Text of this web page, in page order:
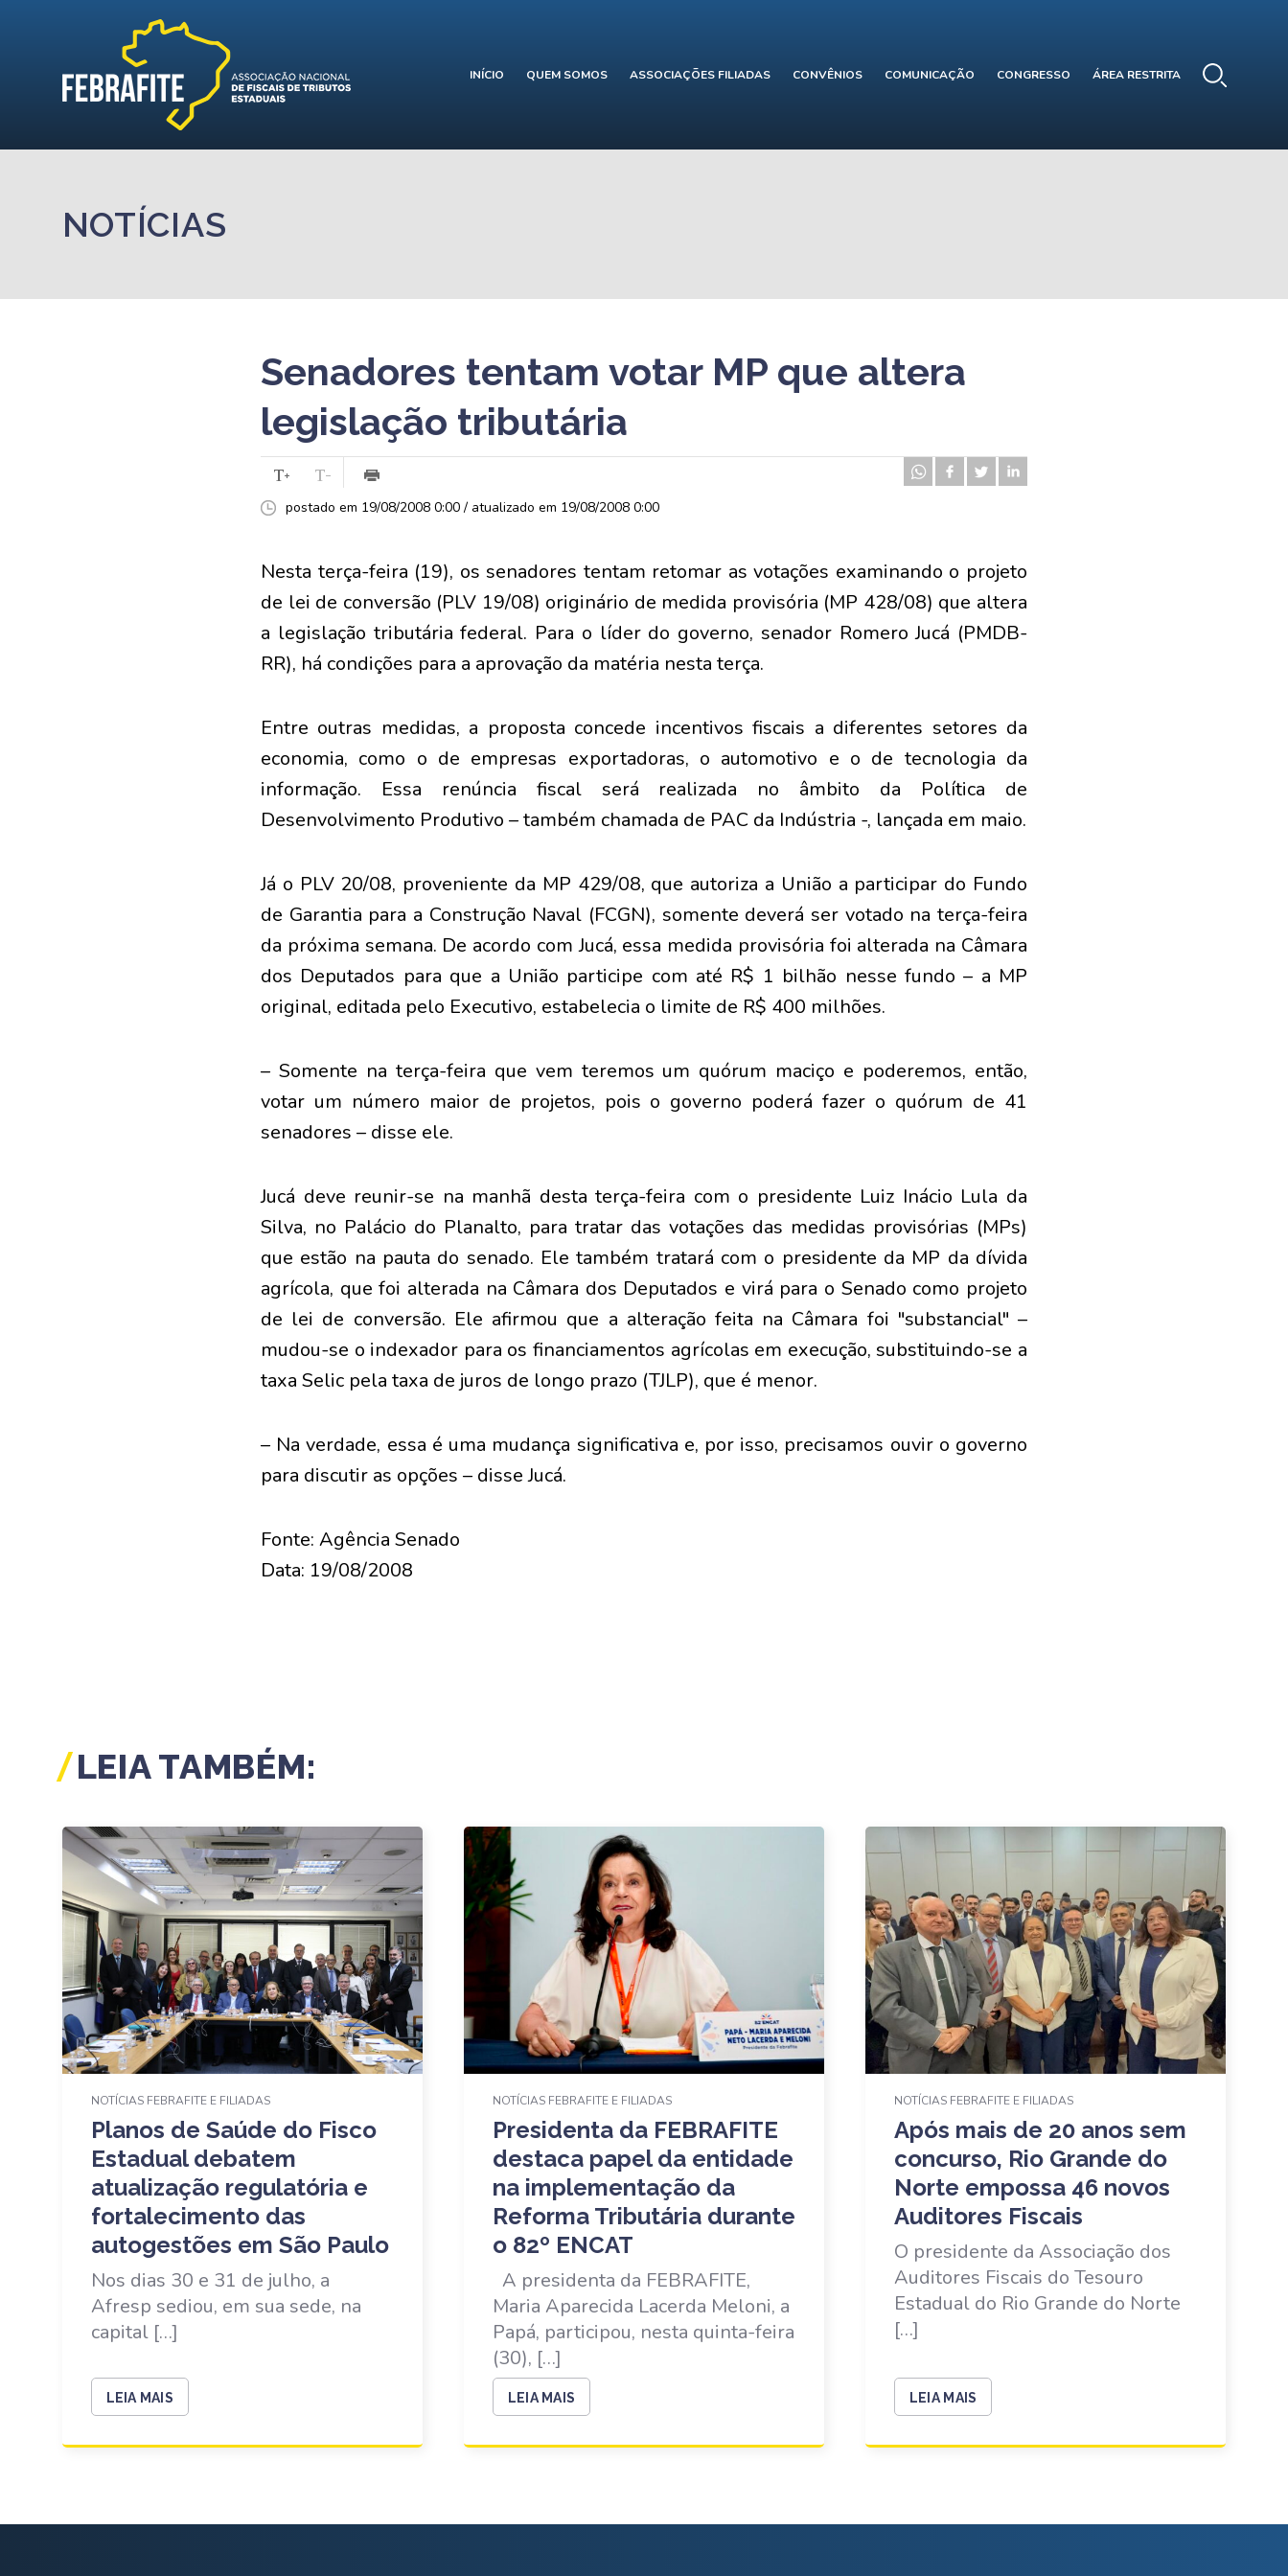
INÍCIO QUEM SOMOS ASSOCIAÇÕES FILIADAS CONVÊNIOS COMUNICAÇÃO CONGRESSO ÁREA RESTRITA
NOTÍCIAS
Senadores tentam votar MP que altera
legislação tributária
postado em 19/08/2008 0:00 / atualizado em 19/08/2008 0:00
Nesta terça-feira (19), os senadores tentam retomar as votações examinando o projeto
de lei de conversão (PLV 19/08) originário de medida provisória (MP 428/08) que altera
a legislação tributária federal. Para o líder do governo, senador Romero Jucá (PMDB-
RR), há condições para a aprovação da matéria nesta terça.
Entre outras medidas, a proposta concede incentivos fiscais a diferentes setores da
economia, como o de empresas exportadoras, o automotivo e o de tecnologia da
informação. Essa renúncia fiscal será realizada no âmbito da Política de
Desenvolvimento Produtivo – também chamada de PAC da Indústria -, lançada em maio.
Já o PLV 20/08, proveniente da MP 429/08, que autoriza a União a participar do Fundo
de Garantia para a Construção Naval (FCGN), somente deverá ser votado na terça-feira
da próxima semana. De acordo com Jucá, essa medida provisória foi alterada na Câmara
dos Deputados para que a União participe com até R$ 1 bilhão nesse fundo – a MP
original, editada pelo Executivo, estabelecia o limite de R$ 400 milhões.
– Somente na terça-feira que vem teremos um quórum maciço e poderemos, então,
votar um número maior de projetos, pois o governo poderá fazer o quórum de 41
senadores – disse ele.
Jucá deve reunir-se na manhã desta terça-feira com o presidente Luiz Inácio Lula da
Silva, no Palácio do Planalto, para tratar das votações das medidas provisórias (MPs)
que estão na pauta do senado. Ele também tratará com o presidente da MP da dívida
agrícola, que foi alterada na Câmara dos Deputados e virá para o Senado como projeto
de lei de conversão. Ele afirmou que a alteração feita na Câmara foi "substancial" –
mudou-se o indexador para os financiamentos agrícolas em execução, substituindo-se a
taxa Selic pela taxa de juros de longo prazo (TJLP), que é menor.
– Na verdade, essa é uma mudança significativa e, por isso, precisamos ouvir o governo
para discutir as opções – disse Jucá.
Fonte: Agência Senado
Data: 19/08/2008
LEIA TAMBÉM:
NOTÍCIAS FEBRAFITE E FILIADAS
Planos de Saúde do Fisco
Estadual debatem
atualização regulatória e
fortalecimento das
autogestões em São Paulo
Nos dias 30 e 31 de julho, a
Afresp sediou, em sua sede, na
capital […]
LEIA MAIS
NOTÍCIAS FEBRAFITE E FILIADAS
Presidenta da FEBRAFITE
destaca papel da entidade
na implementação da
Reforma Tributária durante
o 82º ENCAT
A presidenta da FEBRAFITE,
Maria Aparecida Lacerda Meloni, a
Papá, participou, nesta quinta-feira
(30), […]
LEIA MAIS
NOTÍCIAS FEBRAFITE E FILIADAS
Após mais de 20 anos sem
concurso, Rio Grande do
Norte empossa 46 novos
Auditores Fiscais
O presidente da Associação dos
Auditores Fiscais do Tesouro
Estadual do Rio Grande do Norte
[…]
LEIA MAIS